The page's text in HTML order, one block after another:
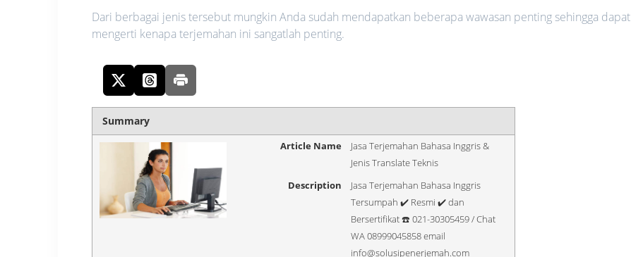
Dari berbagai jenis tersebut mungkin Anda sudah mendapatkan beberapa wawasan penting sehingga dapat
mengerti kenapa terjemahan ini sangatlah penting.
Summary
Article Name
Jasa Terjemahan Bahasa Inggris &
Jenis Translate Teknis
Description
Jasa Terjemahan Bahasa Inggris
Tersumpah ✔️ Resmi ✔️ dan
Bersertifikat ☎️ 021-30305459 / Chat
WA 08999045858 email
info@solusipenerjemah.com